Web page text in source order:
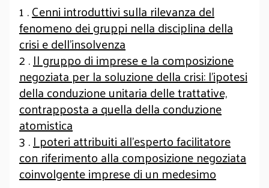
1 .Cenni introduttivi sulla rilevanza del
fenomeno dei gruppi nella disciplina della
crisi e dell’insolvenza
2 .Il gruppo di imprese e la composizione
negoziata per la soluzione della crisi: l’ipotesi
della conduzione unitaria delle trattative,
contrapposta a quella della conduzione
atomistica
3 .I poteri attribuiti all’esperto facilitatore
con riferimento alla composizione negoziata
coinvolgente imprese di un medesimo